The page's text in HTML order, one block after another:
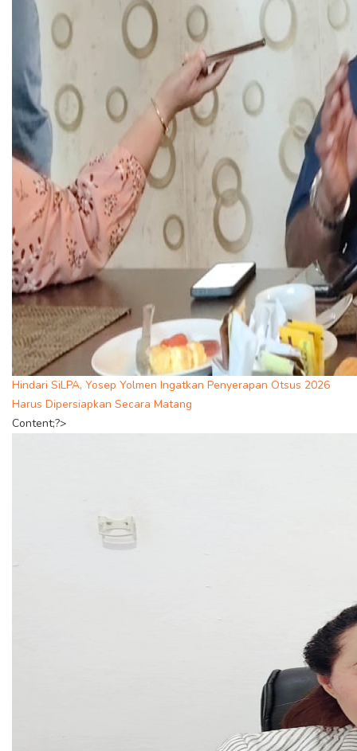
Hindari SiLPA, Yosep Yolmen Ingatkan Penyerapan Otsus 2026
Harus Dipersiapkan Secara Matang
Content;?>